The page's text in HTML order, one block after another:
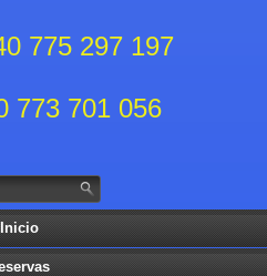
775 297 197
773 701 056
Inicio